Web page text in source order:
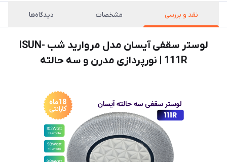
نقد و بررسی مشخصات دیدگاه‌ها
لوستر سقفی آیسان مدل مروارید شب ISUN-
111R | نورپردازی مدرن و سه حالته